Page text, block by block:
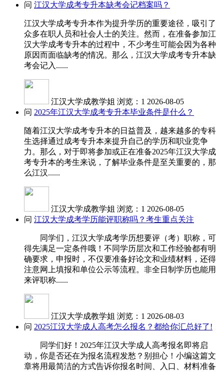
问 江汉大学成考专升本缺考会记档案吗？
江汉大学成考专升本作为提升学历的重要途径，吸引了
众多在职人员和社会人士的关注。然而，在准备参加江
汉大学成考专升本的过程中，不少考生可能会因为各种
原因而面临缺考的情况。那么，江汉大学成考专升本缺
考会记入......
江汉大学成教学姐 浏览：1 2026-08-05
问 2025年江汉大学成考专升本毕业条件是什么？
随着江汉大学成考专升本的日益普及，越来越多的专科
生选择通过成考专升本来提升自己的学历和职业竞争
力。那么，对于即将参加或正在准备2025年江汉大学成
考专升本的考生来说，了解毕业条件是至关重要的，那
么江汉......
江汉大学成教学姐 浏览：1 2026-08-05
问 江汉大学成考学历能评职称吗？考生重点关注
同学们，江汉大学成考学历想要评（考）职称，可
得先满足一定条件哦！不同学历层次和工作经验都有明
确要求，申报时，不仅要准备好论文和业绩材料，还得
注意网上填报和单位公示等流程。非全日制学历也能用
来评职称......
江汉大学成教学姐 浏览：1 2026-08-03
问 2025江汉大学成人高考怎么报名？都给你汇总好了!
同学们好！2025年江汉大学成人高考报名即将启
动，你是否还在为报名流程发愁？别担心！小编这篇文
章将用最简洁的方式告诉你报名时间、入口、材料准备